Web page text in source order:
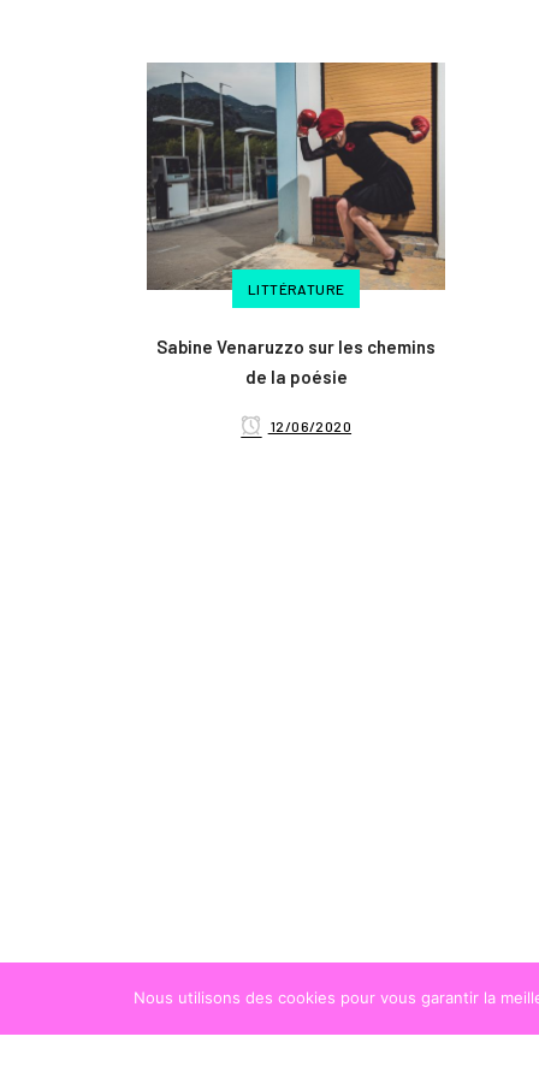
LITTÉRATURE
Sabine Venaruzzo sur les chemins
de la poésie
12/06/2020
Nous utilisons des cookies pour vous garantir la